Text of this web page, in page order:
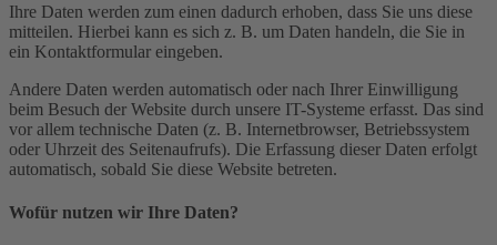
Ihre Daten werden zum einen dadurch erhoben, dass Sie uns diese
mitteilen. Hierbei kann es sich z. B. um Daten handeln, die Sie in
ein Kontaktformular eingeben.
Andere Daten werden automatisch oder nach Ihrer Einwilligung
beim Besuch der Website durch unsere IT-Systeme erfasst. Das sind
vor allem technische Daten (z. B. Internetbrowser, Betriebssystem
oder Uhrzeit des Seitenaufrufs). Die Erfassung dieser Daten erfolgt
automatisch, sobald Sie diese Website betreten.
Wofür nutzen wir Ihre Daten?